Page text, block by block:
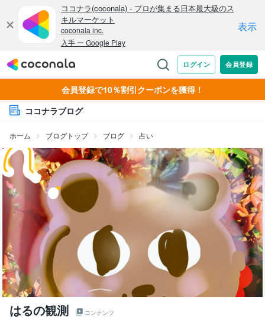
会員登録で10％割引クーポンを獲得！
ココナラブログ
ホーム ブログトップ ブログ 占い
はるの観測 コンテンツ